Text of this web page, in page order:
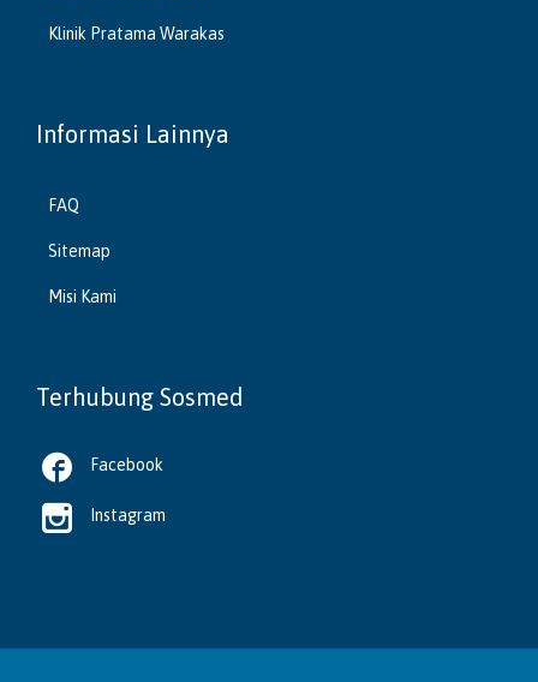
Klinik Pratama Warakas
Informasi Lainnya
FAQ
Sitemap
Misi Kami
Terhubung Sosmed
 Facebook
 Instagram